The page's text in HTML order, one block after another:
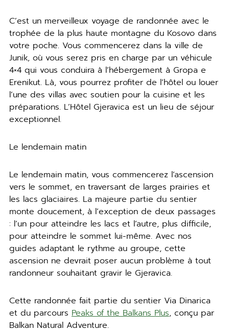
C’est un merveilleux voyage de randonnée avec le
trophée de la plus haute montagne du Kosovo dans
votre poche. Vous commencerez dans la ville de
Junik, où vous serez pris en charge par un véhicule
4×4 qui vous conduira à l’hébergement à Gropa e
Erenikut. Là, vous pourrez profiter de l’hôtel ou louer
l’une des villas avec soutien pour la cuisine et les
préparations. L’Hôtel Gjeravica est un lieu de séjour
exceptionnel.
Le lendemain matin
Le lendemain matin, vous commencerez l’ascension
vers le sommet, en traversant de larges prairies et
les lacs glaciaires. La majeure partie du sentier
monte doucement, à l’exception de deux passages
: l’un pour atteindre les lacs et l’autre, plus difficile,
pour atteindre le sommet lui-même. Avec nos
guides adaptant le rythme au groupe, cette
ascension ne devrait poser aucun problème à tout
randonneur souhaitant gravir le Gjeravica.
Cette randonnée fait partie du sentier Via Dinarica
et du parcours Peaks of the Balkans Plus, conçu par
Balkan Natural Adventure.